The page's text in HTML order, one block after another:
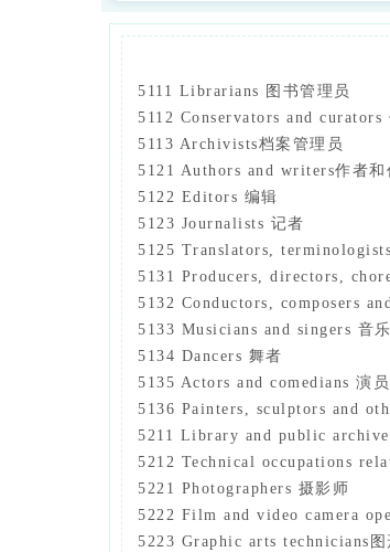
5111 Librarians 图书管理员
5112 Conservators and curators
5113 Archivists档案管理员
5121 Authors and writers作者和
5122 Editors 编辑
5123 Journalists 记者
5125 Translators,
5131 Producers, directors,
5132 Conductors, composers
5133 Musicians and singers 音
5134 Dancers 舞者
5135 Actors and comedians 演
5136 Painters, sculptors and
5211 Library and public
5212 Technical occupations
5221 Photographers 摄影师
5222 Film and video camera
5223 Graphic arts technicians图